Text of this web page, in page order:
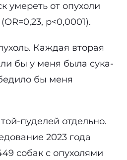
умереть от опухоли
p<0,0001).
Каждая вторая
бы у меня была сука-
бы меня
пуделей отдельно.
2023 года
собак с опухолями